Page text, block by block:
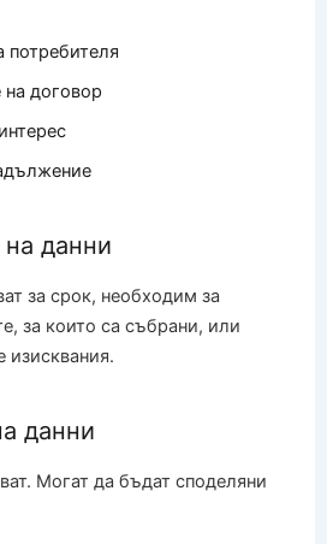
потребителя
на договор
данни
за срок, необходим за
за които са събрани, или
изисквания.
данни
Могат да бъдат споделяни